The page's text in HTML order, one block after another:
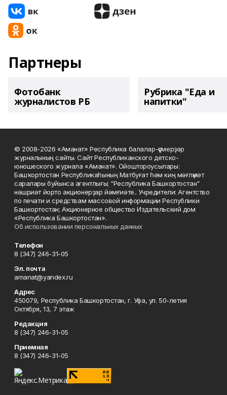
Партнеры
Фотобанк
журналистов РБ
Рубрика "Еда и
напитки"
© 2008-2026 «Аманат» Республика балалар-үҫмерҙәр
журналының сайты. Сайт Республиканского детско-
юношеского журнала «Аманат». Ойоштороусылары:
Башҡортостан Республикаһының Матбуғат һәм киң мәғлүмәт
саралары буйынса агентлығы; "Республика Башкортостан"
нәшриәт йорто акционерҙар йәмғиәте.. Учредители: Агентство
по печати и средствам массовой информации Республики
Башкортостан; Акционерное общество Издательский дом
«Республика Башкортостан».
Об использовании персональных данных
Телефон
8 (347) 246-31-05
Эл. почта
amanat@yandex.ru
Адрес
450079, Республика Башкортостан, г. Уфа, ул. 50-летия
Октября, 13, 7 этаж
Редакция
8 (347) 246-31-05
Приемная
8 (347) 246-31-05